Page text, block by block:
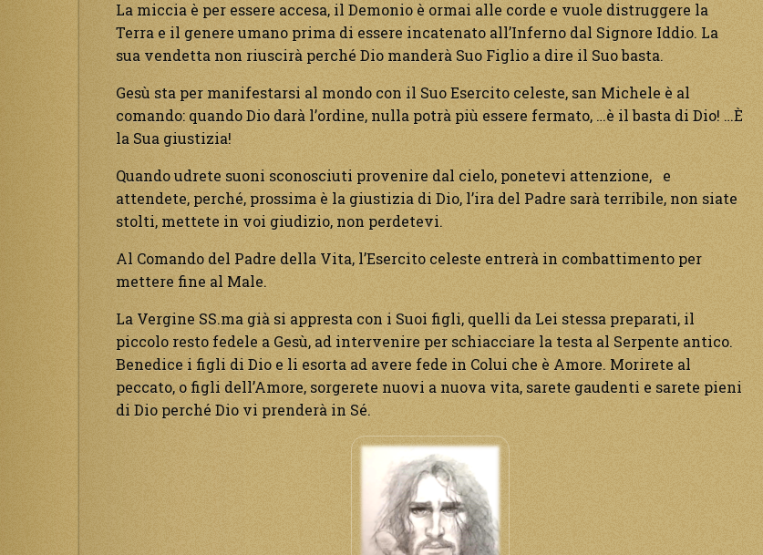
La miccia è per essere accesa, il Demonio è ormai alle corde e vuole distruggere la
Terra e il genere umano prima di essere incatenato all’Inferno dal Signore Iddio. La
sua vendetta non riuscirà perché Dio manderà Suo Figlio a dire il Suo basta.
Gesù sta per manifestarsi al mondo con il Suo Esercito celeste, san Michele è al
comando: quando Dio darà l’ordine, nulla potrà più essere fermato, …è il basta di Dio! …È
la Sua giustizia!
Quando udrete suoni sconosciuti provenire dal cielo, ponetevi attenzione, e
attendete, perché, prossima è la giustizia di Dio, l’ira del Padre sarà terribile, non siate
stolti, mettete in voi giudizio, non perdetevi.
Al Comando del Padre della Vita, l’Esercito celeste entrerà in combattimento per
mettere fine al Male.
La Vergine SS.ma già si appresta con i Suoi figli, quelli da Lei stessa preparati, il
piccolo resto fedele a Gesù, ad intervenire per schiacciare la testa al Serpente antico.
Benedice i figli di Dio e li esorta ad avere fede in Colui che è Amore. Morirete al
peccato, o figli dell’Amore, sorgerete nuovi a nuova vita, sarete gaudenti e sarete pieni
di Dio perché Dio vi prenderà in Sé.